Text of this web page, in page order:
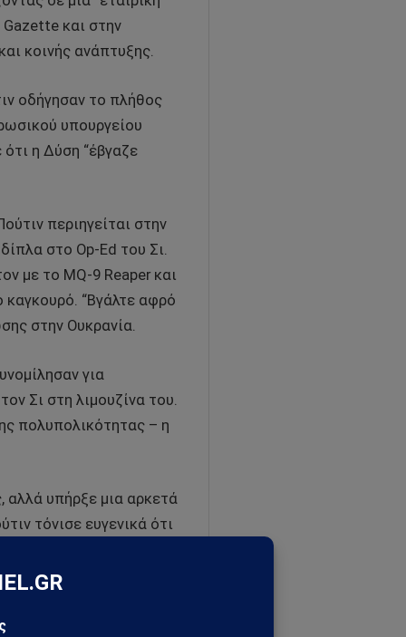
και στην
κοινής ανάπτυξης.
οδήγησαν το πλήθος
υπουργείου
η Δύση “έβγαζε
περιηγείται στην
στο Op-Ed του Σι.
με το MQ-9 Reaper και
καγκουρό. “Βγάλτε αφρό
στην Ουκρανία.
για
Σι στη λιμουζίνα του.
πολυπολικότητας – η
αλλά υπήρξε μια αρκετά
τόνισε ευγενικά ότι
για την επίλυση της
θέση παραμένει
των νέων